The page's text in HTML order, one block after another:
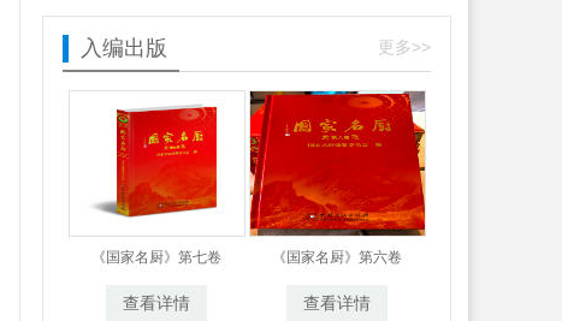
入编出版 更多>>
《国家名厨》第七卷
查看详情
《国家名厨》第六卷
查看详情